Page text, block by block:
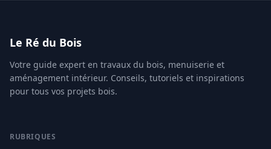
Le Ré du Bois
Votre guide expert en travaux du bois, menuiserie et
aménagement intérieur. Conseils, tutoriels et inspirations
pour tous vos projets bois.
RUBRIQUES